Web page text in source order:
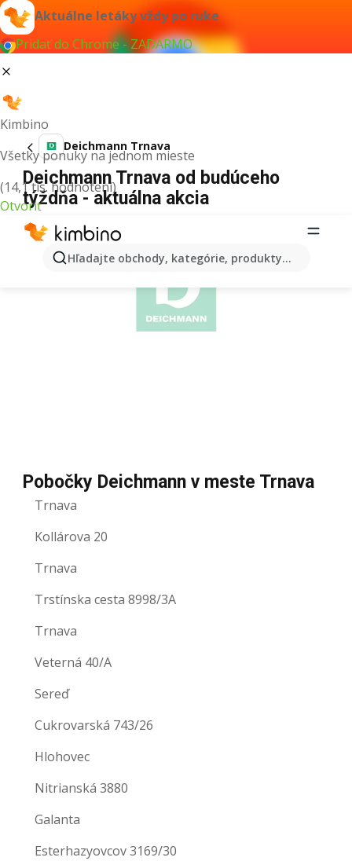
Aktuálne letáky vždy po ruke
Pridať do Chrome - ZADARMO
Kimbino
Všetky ponuky na jednom mieste
(14,1 tis. hodnotení)
Otvoriť
Hľadajte obchody, kategórie, produkty...
Deichmann Trnava
Deichmann Trnava od budúceho
týždňa - aktuálna akcia
Pobočky Deichmann v meste Trnava
Trnava
Kollárova 20
Trnava
Trstínska cesta 8998/3A
Trnava
Veterná 40/A
Sereď
Cukrovarská 743/26
Hlohovec
Nitrianská 3880
Galanta
Esterhazyovcov 3169/30